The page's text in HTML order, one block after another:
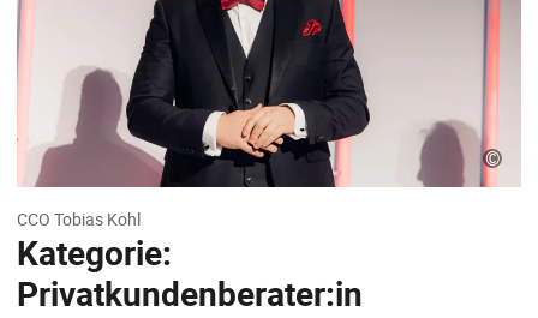
©
CCO Tobias Kohl
Kategorie:
Privatkundenberater:in